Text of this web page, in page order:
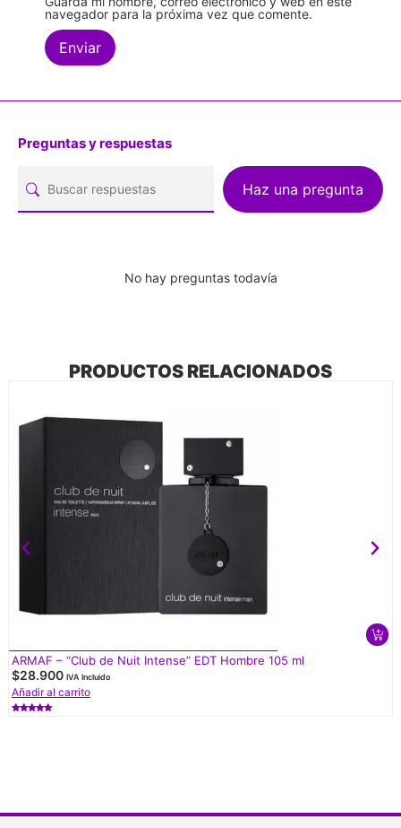
navegador para la próxima vez que comente.
Preguntas y respuestas
Haz una pregunta
No hay preguntas todavía
PRODUCTOS RELACIONADOS
ARMAF – “Club de Nuit Intense” EDT Hombre 105 ml
$28.900 IVA Incluido
Añadir al carrito